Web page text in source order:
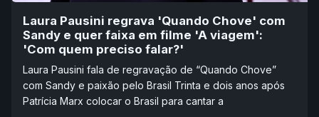
Laura Pausini regrava 'Quando Chove' com
Sandy e quer faixa em filme 'A viagem':
'Com quem preciso falar?'
Laura Pausini fala de regravação de “Quando Chove”
com Sandy e paixão pelo Brasil Trinta e dois anos após
Patrícia Marx colocar o Brasil para cantar a